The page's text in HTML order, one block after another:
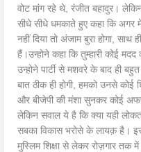
वोट मांग रहे थे, रंजीत बहादुर।
सीधे सीधे धमकाते हुए कहा कि अगर
नहीं दिया तो अंजाम बुरा होगा, साथ
हैं।उन्होने कहा कि तुम्हारी कोई
उन्होने पार्टी से मशवरे के बाद ही
बात ठीक ही होगी, हमको उनसे
और बीजेपी की मंशा सुनकर कोई
लेकिन सवाल ये है कि क्या यही
सबका विकास भरोसे के लायक़ है।
मुस्लिम शिक्षा से लेकर रोज़गार तक